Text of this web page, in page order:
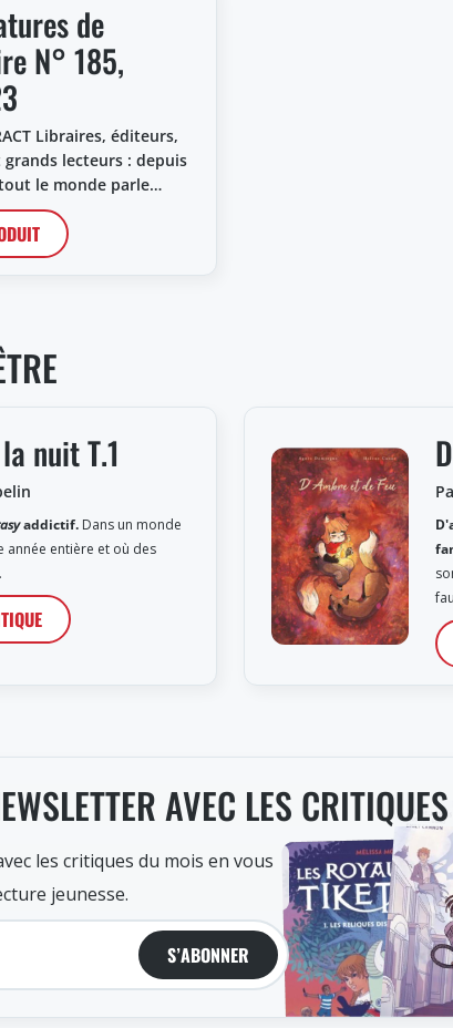
de
N° 185,
Libraires, éditeurs,
lecteurs : depuis
le monde parle…
nuit T.1
addictif. Dans un monde
année entière et où des
AVEC LES
les critiques du mois en vous
jeunesse.
S’ABONNER